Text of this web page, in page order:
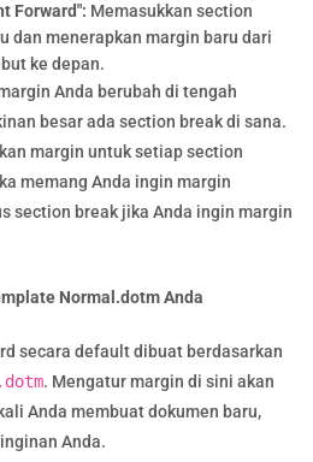
Forward": Memasukkan section
dan menerapkan margin baru dari
ke depan.
Anda berubah di tengah
besar ada section break di sana.
margin untuk setiap section
memang Anda ingin margin
section break jika Anda ingin margin
Normal.dotm Anda
secara default dibuat berdasarkan
. Mengatur margin di sini akan
Anda membuat dokumen baru,
Anda.